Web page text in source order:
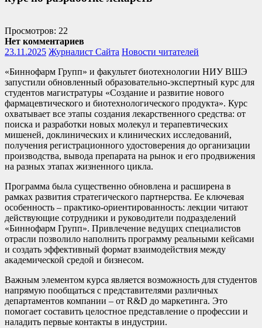
Просмотров: 22
Нет комментариев
23.11.2025 Журналист Сайта Новости читателей
«Биннофарм Групп» и факультет биотехнологии НИУ ВШЭ
запустили обновленный образовательно-экспертный курс для
студентов магистратуры «Создание и развитие нового
фармацевтического и биотехнологического продукта». Курс
охватывает все этапы создания лекарственного средства: от
поиска и разработки новых молекул и терапевтических
мишеней, доклинических и клинических исследований,
получения регистрационного удостоверения до организации
производства, вывода препарата на рынок и его продвижения
на разных этапах жизненного цикла.
Программа была существенно обновлена и расширена в
рамках развития стратегического партнерства. Ее ключевая
особенность – практико-ориентированность: лекции читают
действующие сотрудники и руководители подразделений
«Биннофарм Групп». Привлечение ведущих специалистов
отрасли позволило наполнить программу реальными кейсами
и создать эффективный формат взаимодействия между
академической средой и бизнесом.
Важным элементом курса является возможность для студентов
напрямую пообщаться с представителями различных
департаментов компании – от R&D до маркетинга. Это
помогает составить целостное представление о профессии и
наладить первые контакты в индустрии.